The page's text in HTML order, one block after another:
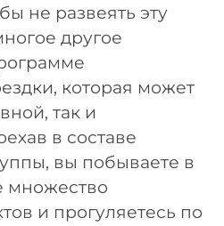
не развеять эту
другое
которая может
так и
в составе
вы побываете в
множество
и прогуляетесь по